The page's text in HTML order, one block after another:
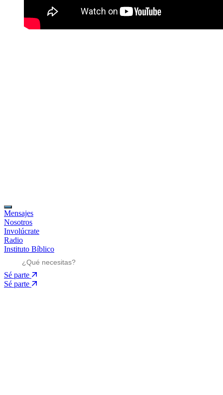
Mensajes
Nosotros
Involúcrate
Radio
Instituto Bíblico
Sé parte
Sé parte